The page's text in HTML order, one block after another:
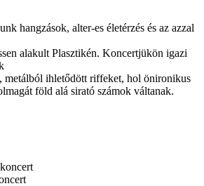
hangzások, alter-es életérzés és az azzal
alakult Plasztikén. Koncertjükön igazi
metálból ihletődött riffeket, hol önironikus
föld alá sirató számok váltanak.